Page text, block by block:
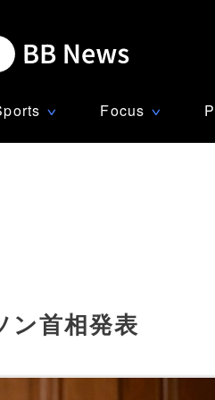
∨ Focus ∨
ン首相発表